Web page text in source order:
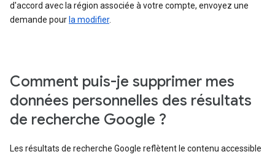
d'accord avec la région associée à votre compte, envoyez une
demande pour la modifier.
Comment puis-je supprimer mes
données personnelles des résultats
de recherche Google ?
Les résultats de recherche Google reflètent le contenu accessible